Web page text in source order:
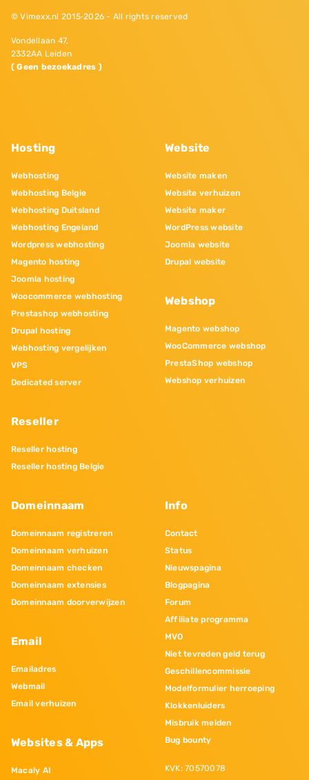
© Vimexx.nl 2015‐2026 - All rights reserved
Vondellaan 47,
2332AA Leiden
( Geen bezoekadres )
Hosting
Webhosting
Webhosting Belgie
Webhosting Duitsland
Webhosting Engeland
Wordpress webhosting
Magento hosting
Joomla hosting
Woocommerce webhosting
Prestashop webhosting
Drupal hosting
Webhosting vergelijken
VPS
Dedicated server
Reseller
Reseller hosting
Reseller hosting Belgie
Website
Website maken
Website verhuizen
Website maker
WordPress website
Joomla website
Drupal website
Webshop
Magento webshop
WooCommerce webshop
PrestaShop webshop
Webshop verhuizen
Domeinnaam
Domeinnaam registreren
Domeinnaam verhuizen
Domeinnaam checken
Domeinnaam extensies
Domeinnaam doorverwijzen
Email
Emailadres
Webmail
Email verhuizen
Websites & Apps
Macaly AI
Info
Contact
Status
Nieuwspagina
Blogpagina
Forum
Affiliate programma
MVO
Niet tevreden geld terug
Geschillencommissie
Modelformulier herroeping
Klokkenluiders
Misbruik melden
Bug bounty
KVK: 70570078